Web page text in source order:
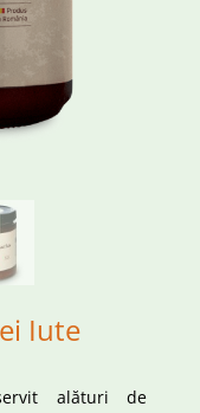
Iute
alături de